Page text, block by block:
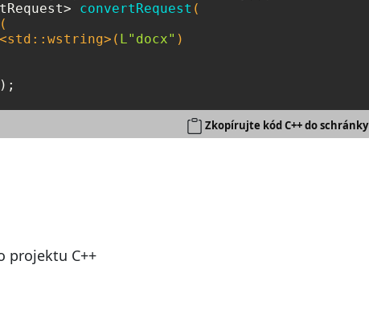
convertRequest (
L"docx" )
Zkopírujte kód C++ do schránky
projektu C++